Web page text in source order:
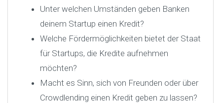
Unter welchen Umständen geben Banken
deinem Startup einen Kredit?
Welche Fördermöglichkeiten bietet der Staat
für Startups, die Kredite aufnehmen
möchten?
Macht es Sinn, sich von Freunden oder über
Crowdlending einen Kredit geben zu lassen?